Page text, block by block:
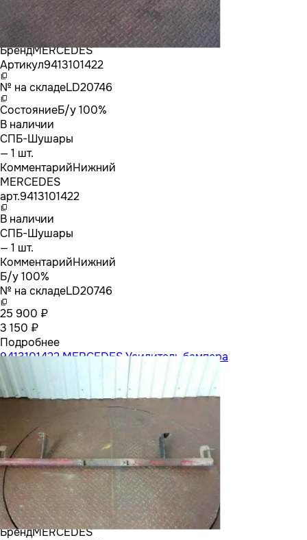
БрендMERCEDES
Артикул9413101422
№ на складеLD20746
СостояниеБ/у 100%
В наличии
СПБ-Шушары
— 1 шт.
КомментарийНижний
MERCEDES
арт.9413101422
В наличии
СПБ-Шушары
— 1 шт.
КомментарийНижний
Б/у 100%
№ на складеLD20746
25 900 ₽
3 150 ₽
Подробнее
9413101422 MERCEDES Усилитель бампера
БрендMERCEDES